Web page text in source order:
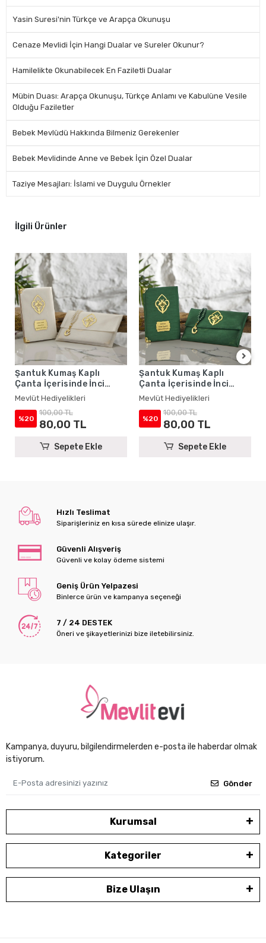
Yasin Suresi'nin Türkçe ve Arapça Okunuşu
Cenaze Mevlidi İçin Hangi Dualar ve Sureler Okunur?
Hamilelikte Okunabilecek En Faziletli Dualar
Mübin Duası: Arapça Okunuşu, Türkçe Anlamı ve Kabulüne Vesile
Olduğu Faziletler
Bebek Mevlüdü Hakkında Bilmeniz Gerekenler
Bebek Mevlidinde Anne ve Bebek İçin Özel Dualar
Taziye Mesajları: İslami ve Duygulu Örnekler
İlgili Ürünler
Şantuk Kumaş Kaplı
Çanta İçerisinde İnci
Tesbihli Krem Renkli
Şantuk Yasin Kitabı Seti -
Mevlüt Hediyelikleri
Mevlüt Hediyelikleri
%20
100,00 TL
80,00 TL
Sepete Ekle
Şantuk Kumaş Kaplı
Çanta İçerisinde İnci
Tesbihli Zümrüt Renkli
Şantuk Yasin Kitabı Seti -
Mevlüt Hediyelikleri
Mevlüt Hediyelikleri
%20
100,00 TL
80,00 TL
Sepete Ekle
Hızlı Teslimat
Siparişleriniz en kısa sürede elinize ulaşır.
Güvenli Alışveriş
Güvenli ve kolay ödeme sistemi
Geniş Ürün Yelpazesi
Binlerce ürün ve kampanya seçeneği
7 / 24 DESTEK
Öneri ve şikayetlerinizi bize iletebilirsiniz.
Kampanya, duyuru, bilgilendirmelerden e-posta ile haberdar olmak
istiyorum.
Gönder
Kurumsal
Kategoriler
Bize Ulaşın